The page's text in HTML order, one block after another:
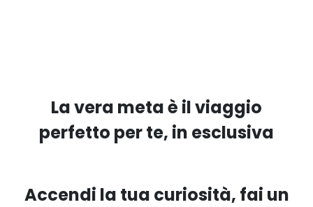
La vera meta è il viaggio
perfetto per te, in esclusiva
Accendi la tua curiosità, fai un